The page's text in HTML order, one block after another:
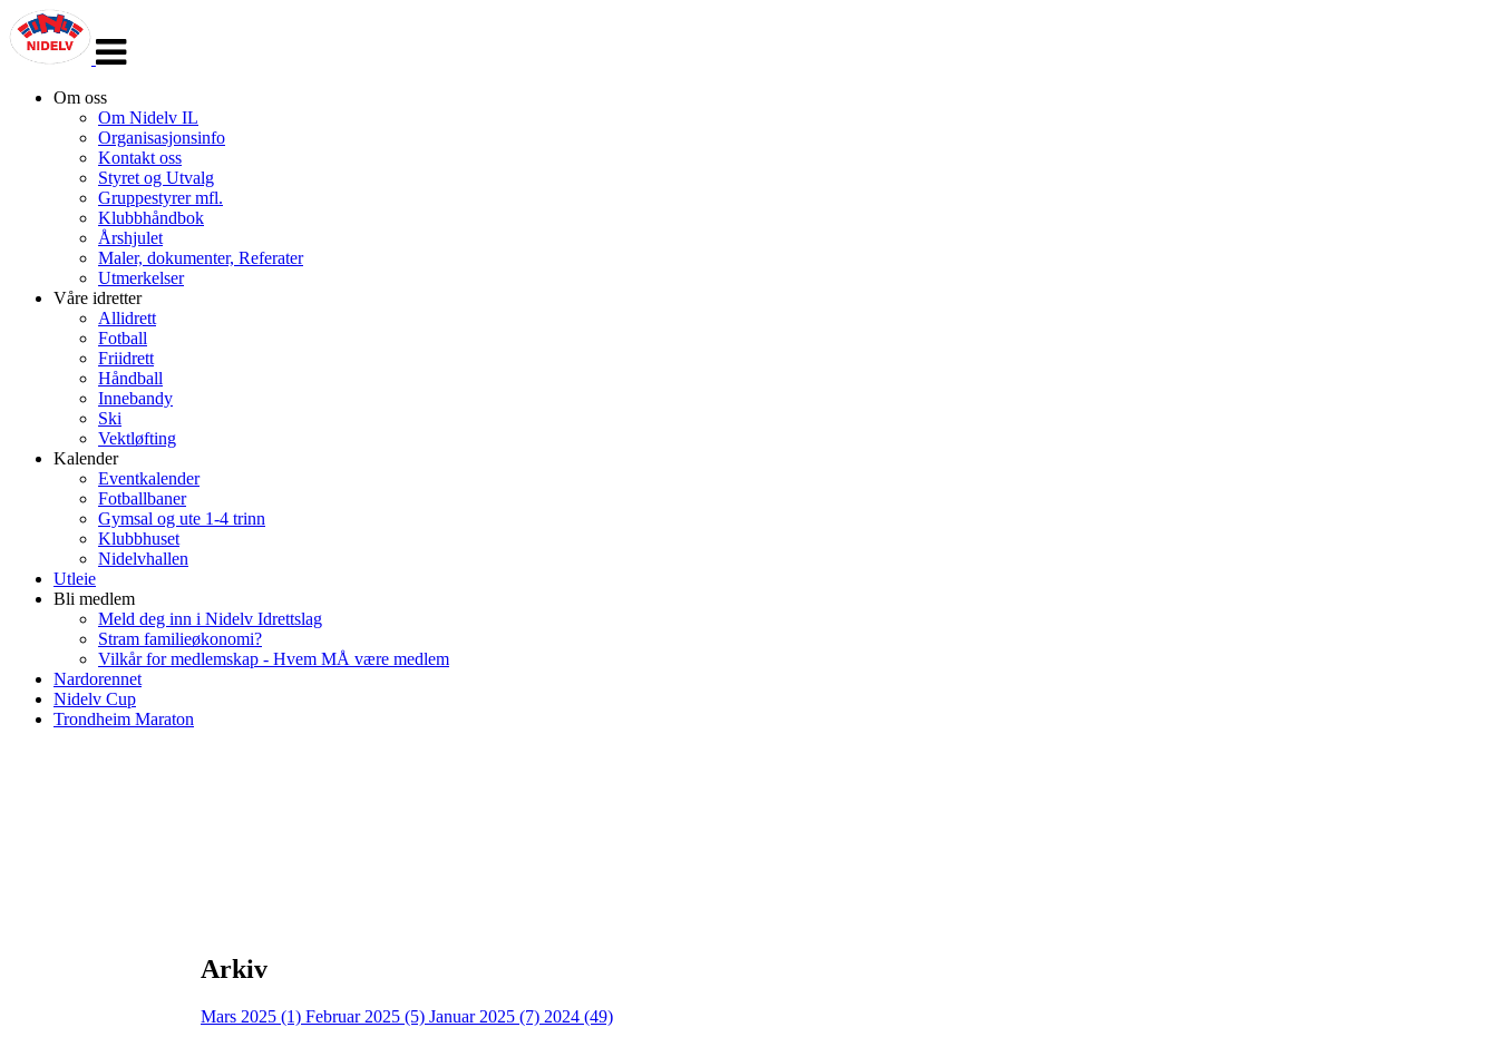
navigasjon
Om oss
Om Nidelv IL
Organisasjonsinfo
Kontakt oss
Styret og Utvalg
Gruppestyrer mfl.
Klubbhåndbok
Årshjulet
Maler, dokumenter, Referater
Utmerkelser
Våre idretter
Allidrett
Fotball
Friidrett
Håndball
Innebandy
Ski
Vektløfting
Kalender
Eventkalender
Fotballbaner
Gymsal og ute 1-4 trinn
Klubbhuset
Nidelvhallen
Utleie
Bli medlem
Meld deg inn i Nidelv Idrettslag
Stram familieøkonomi?
Vilkår for medlemskap - Hvem MÅ være medlem
Nardorennet
Nidelv Cup
Trondheim Maraton
Arkiv
Mars 2025 (1) Februar 2025 (5) Januar 2025 (7) 2024 (49)